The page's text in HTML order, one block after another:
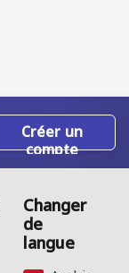
Créer un
compte
Changer
de
langue